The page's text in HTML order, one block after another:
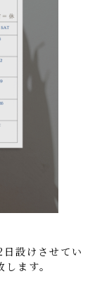
設けさせてい
ます。